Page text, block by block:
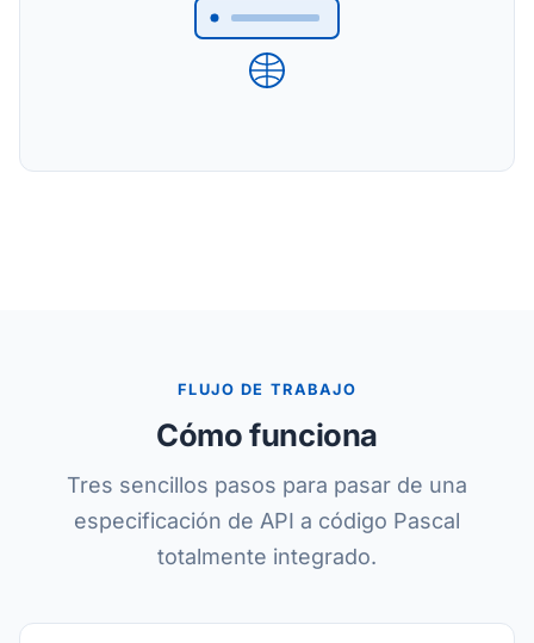
FLUJO DE TRABAJO
Cómo funciona
Tres sencillos pasos para pasar de una
especificación de API a código Pascal
totalmente integrado.